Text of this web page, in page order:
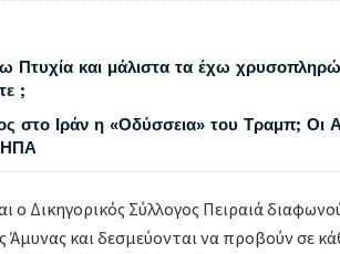
και μάλιστα τα έχω
;
στο Ιράν η «Οδύσσεια» του Τραμπ; Οι
ΗΠΑ
ο Δικηγορικός Σύλλογος Πειραιά
Άμυνας και δεσμεύονται να προβούν σε